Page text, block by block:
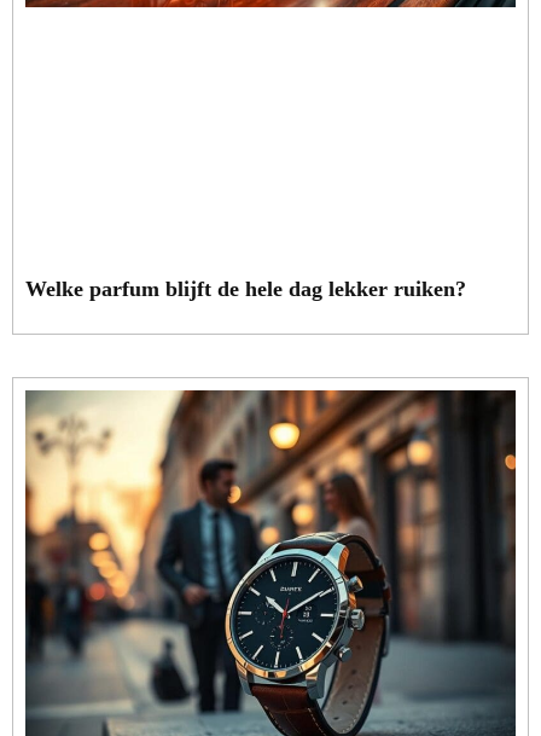
Welke parfum blijft de hele dag lekker ruiken?